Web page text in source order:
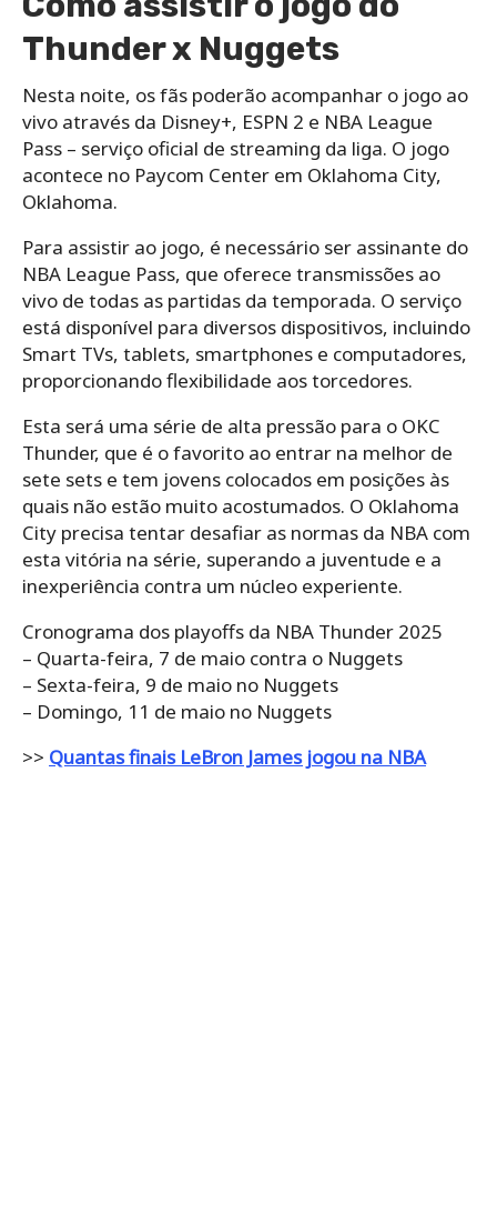
Thunder x Nuggets
Nesta noite, os fãs poderão acompanhar o jogo ao
vivo através da Disney+, ESPN 2 e NBA League
Pass – serviço oficial de streaming da liga. O jogo
acontece no Paycom Center em Oklahoma City,
Oklahoma.
Para assistir ao jogo, é necessário ser assinante do
NBA League Pass, que oferece transmissões ao
vivo de todas as partidas da temporada. O serviço
está disponível para diversos dispositivos, incluindo
Smart TVs, tablets, smartphones e computadores,
proporcionando flexibilidade aos torcedores.
Esta será uma série de alta pressão para o OKC
Thunder, que é o favorito ao entrar na melhor de
sete sets e tem jovens colocados em posições às
quais não estão muito acostumados. O Oklahoma
City precisa tentar desafiar as normas da NBA com
esta vitória na série, superando a juventude e a
inexperiência contra um núcleo experiente.
Cronograma dos playoffs da NBA Thunder 2025
– Quarta-feira, 7 de maio contra o Nuggets
– Sexta-feira, 9 de maio no Nuggets
– Domingo, 11 de maio no Nuggets
>> Quantas finais LeBron James jogou na NBA